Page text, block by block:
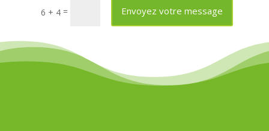
6 + 4 = Envoyez votre message